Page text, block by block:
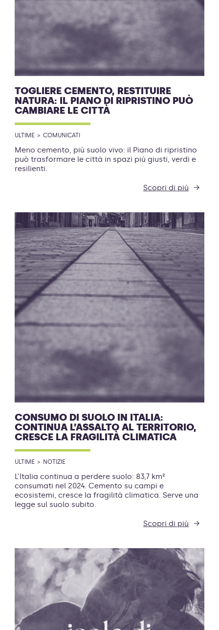
TOGLIERE CEMENTO, RESTITUIRE
NATURA: IL PIANO DI RIPRISTINO PUÒ
CAMBIARE LE CITTÀ
ULTIME COMUNICATI
Meno cemento, più suolo vivo: il Piano di ripristino
può trasformare le città in spazi più giusti, verdi e
resilienti.
Scopri di più
CONSUMO DI SUOLO IN ITALIA:
CONTINUA L’ASSALTO AL TERRITORIO,
CRESCE LA FRAGILITÀ CLIMATICA
ULTIME NOTIZIE
L’Italia continua a perdere suolo: 83,7 km²
consumati nel 2024. Cemento su campi e
ecosistemi, cresce la fragilità climatica. Serve una
legge sul suolo subito.
Scopri di più